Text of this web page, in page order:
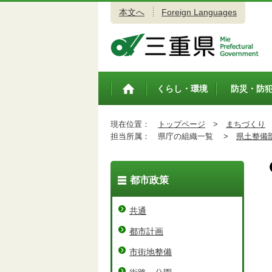
本文へ Foreign Languages
トップペ
くらし・環境 防災・防
現在位置： トップページ > まちづくり
担当所属：
県庁の組織一覧 > 県土整備
都市政策
共通
都市計画
市街地整備